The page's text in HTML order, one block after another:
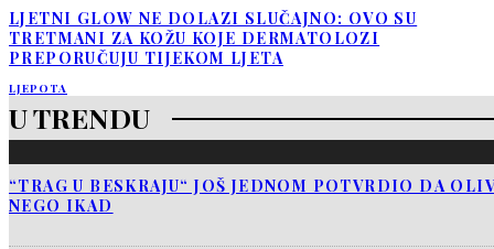
LJETNI GLOW NE DOLAZI SLUČAJNO: OVO SU
TRETMANI ZA KOŽU KOJE DERMATOLOZI
PREPORUČUJU TIJEKOM LJETA
LJEPOTA
U TRENDU
“TRAG U BESKRAJU“ JOŠ JEDNOM POTVRDIO DA
NEGO IKAD